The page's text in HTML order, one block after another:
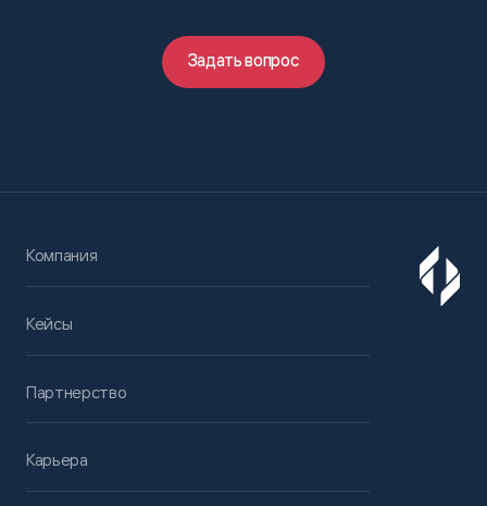
Задать вопрос
Компания
Кейсы
Партнерство
Карьера